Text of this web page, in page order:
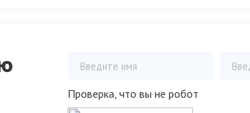
Проверка, что вы не робот